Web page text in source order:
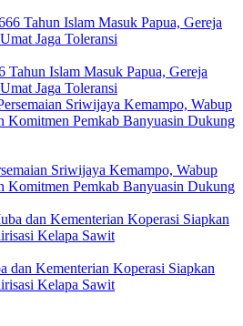
Tahun Islam Masuk Papua, Gereja
Jaga Toleransi
Sriwijaya Kemampo, Wabup
Komitmen Pemkab Banyuasin Dukung
dan Kementerian Koperasi Siapkan
Kelapa Sawit